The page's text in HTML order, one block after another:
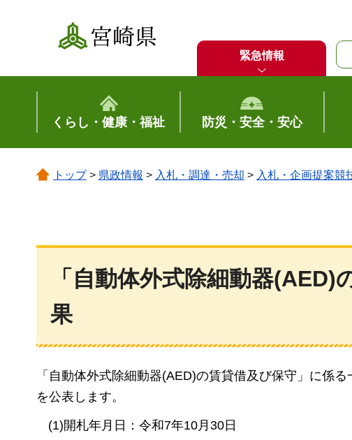
宮崎県
緊急情報
くらし・健康・福祉 防災・安全・安心
トップ> 県政情報 > 入札・調達・売却 > 入札・企画提案競
「自動体外式除細動器
果
「自動体外式除細動器(AED)の賃貸借及び保守」に係
を公表します。
(1)開札年月日：令和7年10月30日